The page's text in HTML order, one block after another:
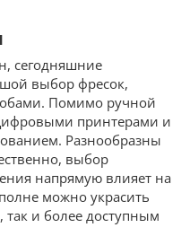
сегодняшние
выбор фресок,
Помимо ручной
принтерами и
Разнообразны
выбор
напрямую влияет на
можно украсить
и более доступным